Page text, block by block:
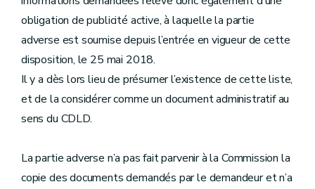
obligation de publicité active, à laquelle la partie
adverse est soumise depuis l’entrée en vigueur de cette
disposition, le 25 mai 2018.
Il y a dès lors lieu de présumer l’existence de cette liste,
et de la considérer comme un document administratif au
sens du CDLD.
La partie adverse n’a pas fait parvenir à la Commission la
copie des documents demandés par le demandeur et n’a